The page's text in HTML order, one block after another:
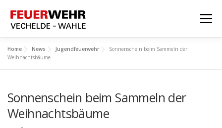
Inhalt
springen
Menü
HOME
Meine Feuerwehr
Home News Jugendfeuerwehr
Sonnenschein beim Sammeln der
Weihnachtsbäume
Sonnenschein beim Sammeln der
Weihnachtsbäume